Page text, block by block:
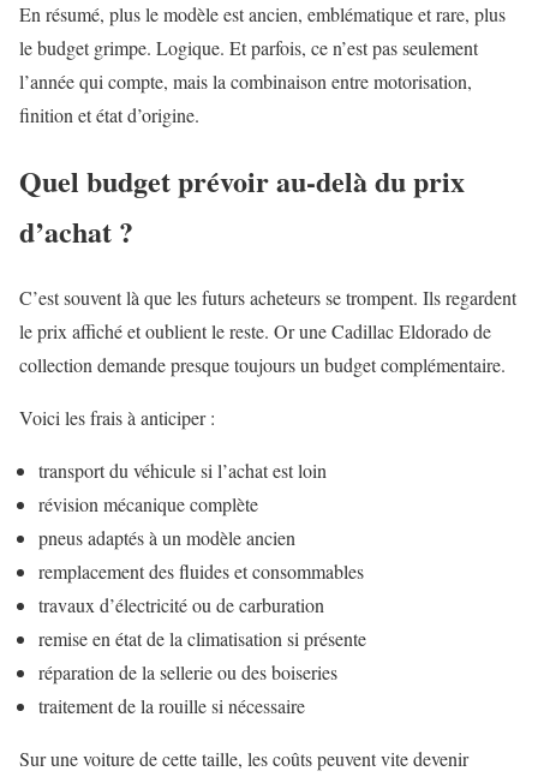
En résumé, plus le modèle est ancien, emblématique et rare, plus
le budget grimpe. Logique. Et parfois, ce n’est pas seulement
l’année qui compte, mais la combinaison entre motorisation,
finition et état d’origine.
Quel budget prévoir au-delà du prix
d’achat ?
C’est souvent là que les futurs acheteurs se trompent. Ils regardent
le prix affiché et oublient le reste. Or une Cadillac Eldorado de
collection demande presque toujours un budget complémentaire.
Voici les frais à anticiper :
transport du véhicule si l’achat est loin
révision mécanique complète
pneus adaptés à un modèle ancien
remplacement des fluides et consommables
travaux d’électricité ou de carburation
remise en état de la climatisation si présente
réparation de la sellerie ou des boiseries
traitement de la rouille si nécessaire
Sur une voiture de cette taille, les coûts peuvent vite devenir